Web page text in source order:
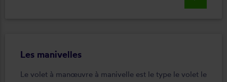
Les manivelles
Le volet à manœuvre à manivelle est le type le volet le